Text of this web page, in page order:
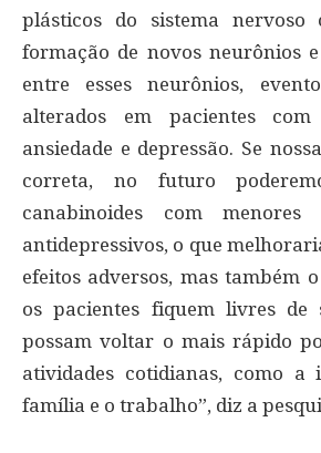
plásticos do sistema nervoso
formação de novos neurônios
entre esses neurônios,
alterados em pacientes
ansiedade e depressão. Se
correta, no futuro
canabinoides com menores
antidepressivos, o que
efeitos adversos, mas também
os pacientes fiquem livres de
possam voltar o mais rápido
atividades cotidianas, como a
família e o trabalho”, diz a